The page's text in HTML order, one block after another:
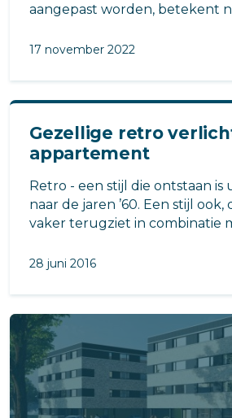
aangepast worden, betekent
17 november 2022
Gezellige retro
appartement
Retro - een stijl die ontstaan is
naar de jaren ’60. Een stijl ook,
vaker terugziet in combinatie
28 juni 2016